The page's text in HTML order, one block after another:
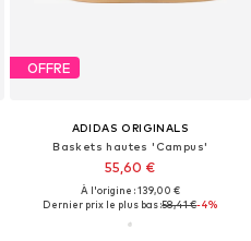
OFFRE
ADIDAS ORIGINALS
Baskets hautes 'Campus'
55,60 €
À l'origine : 139,00 €
Dernier prix le plus bas :58,41 €-4%